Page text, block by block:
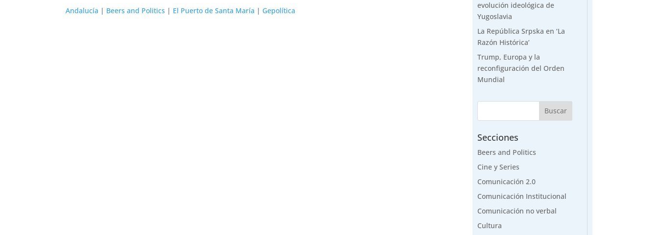
Andalucía | Beers and Politics | El Puerto de Santa María | Gepolítica
evolución ideológica de
Yugoslavia
La República Srpska en ‘La
Razón Histórica’
Trump, Europa y la
reconfiguración del Orden
Mundial
Secciones
Beers and Politics
Cine y Series
Comunicación 2.0
Comunicación Institucional
Comunicación no verbal
Cultura